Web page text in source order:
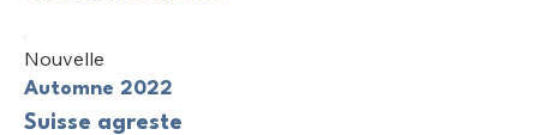
Nouvelle
Automne 2022
Suisse agreste